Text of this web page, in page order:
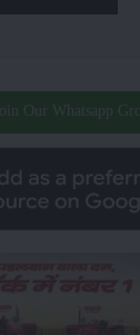
Join Our Whatsapp